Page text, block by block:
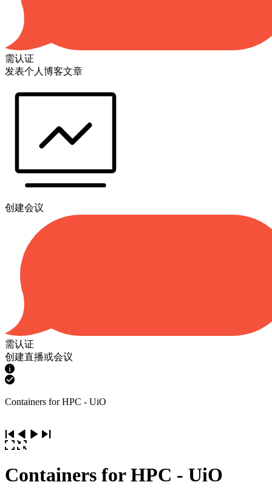
需认证
发表个人博客文章
创建会议
需认证
创建直播或会议
Containers for HPC - UiO
Containers for HPC - UiO